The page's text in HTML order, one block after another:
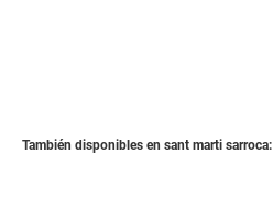
También disponibles en sant marti sarroca: